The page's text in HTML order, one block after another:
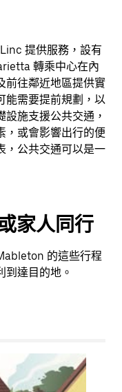
提供服務，設有
轉乘中心在內
前往鄰近地區提供實
能需要提前規劃，以
施支援公共交通，
，或會影響出行的便
，公共交通可以是一
家人同行
的這些行程
到達目的地。